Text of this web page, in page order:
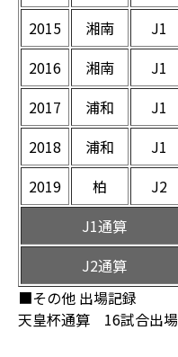
2015
湘南 J1
2016
湘南 J1
2017
浦和 J1
2018
浦和 J1
2019
柏 J2
J1通算
J2通算
■その他 出場記録
天皇杯通算 16試合出場